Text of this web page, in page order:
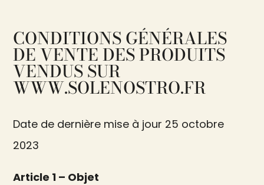
CONDITIONS GÉNÉRALES
DE VENTE DES PRODUITS
VENDUS SUR
WWW.SOLENOSTRO.FR
Date de dernière mise à jour 25 octobre
2023
Article 1 – Objet